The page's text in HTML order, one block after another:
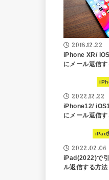
2018.12.22
iPhone XR/
にメール返信
2022.12.22
iPhone12/
にメール返信
iPad
2022.02.06
iPad(2022)で
ル返信する方法